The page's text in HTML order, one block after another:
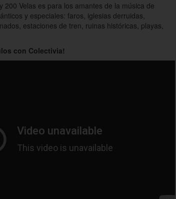
200 Velas es para los amantes de la música de
y especiales: faros, iglesias derruidas,
estaciones de tren, ruinas históricas, playas,
con Colectivia!